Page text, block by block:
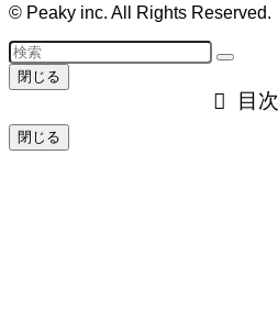
© Peaky inc. All Rights Reserved.
閉じる
目次
閉じる